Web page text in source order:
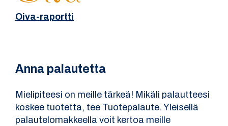
Oiva-raportti
Anna palautetta
Mielipiteesi on meille tärkeä! Mikäli palautteesi
koskee tuotetta, tee Tuotepalaute. Yleisellä
palautelomakkeella voit kertoa meille